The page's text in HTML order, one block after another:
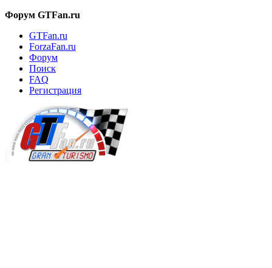
Форум GTFan.ru
GTFan.ru
ForzaFan.ru
Форум
Поиск
FAQ
Регистрация